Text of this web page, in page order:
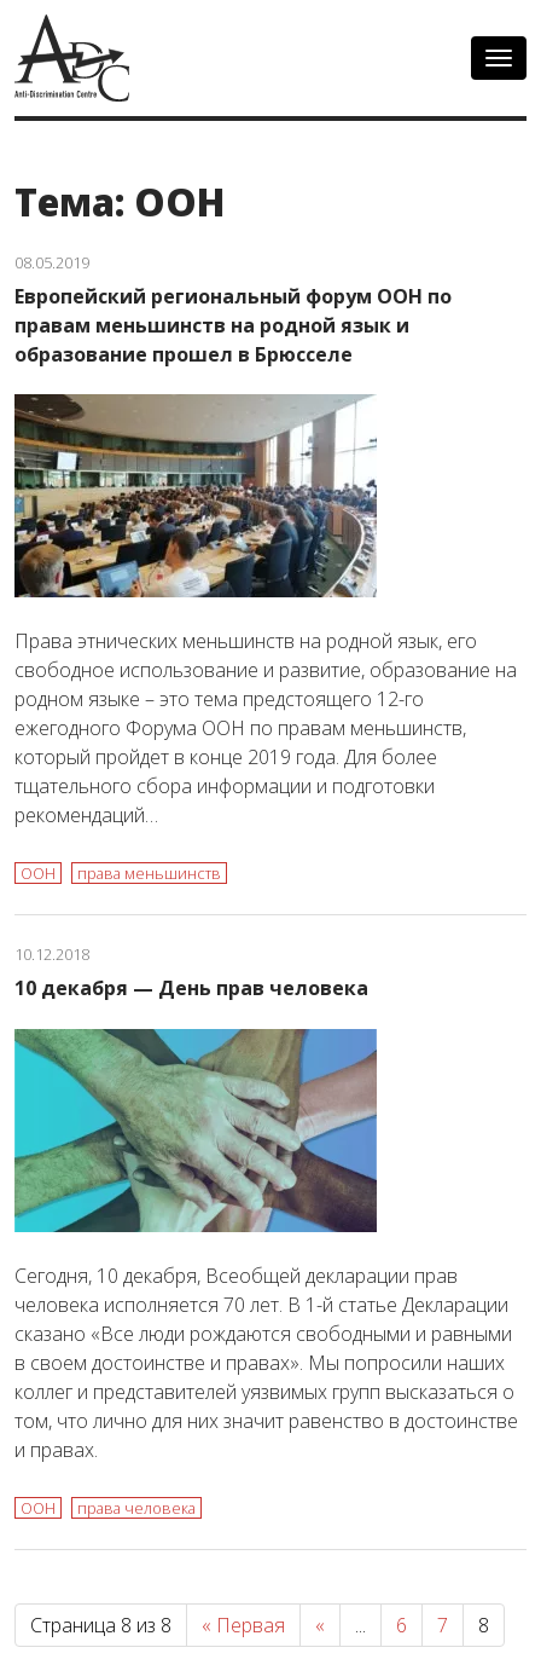
Тема: ООН
08.05.2019
Европейский региональный форум ООН по
правам меньшинств на родной язык и
образование прошел в Брюсселе
Права этнических меньшинств на родной язык, его
свободное использование и развитие, образование на
родном языке – это тема предстоящего 12-го
ежегодного Форума ООН по правам меньшинств,
который пройдет в конце 2019 года. Для более
тщательного сбора информации и подготовки
рекомендаций…
ООН права меньшинств
10.12.2018
10 декабря — День прав человека
Сегодня, 10 декабря, Всеобщей декларации прав
человека исполняется 70 лет. В 1-й статье Декларации
сказано «Все люди рождаются свободными и равными
в своем достоинстве и правах». Мы попросили наших
коллег и представителей уязвимых групп высказаться о
том, что лично для них значит равенство в достоинстве
и правах.
ООН права человека
Страница 8 из 8 « Первая « ... 6 7 8